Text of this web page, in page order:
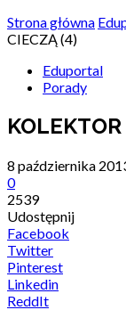
Strona główna
CIECZĄ (4)
Eduportal
Porady
8 października
0
2539
Udostępnij
Facebook
Twitter
Pinterest
Linkedin
ReddIt